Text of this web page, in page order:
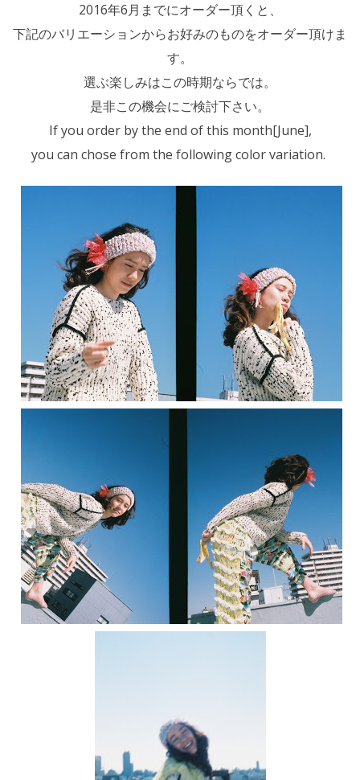
2016年6月までにオーダー頂くと、
下記のバリエーションからお好みのものをオーダー頂けま
す。
選ぶ楽しみはこの時期ならでは。
是非この機会にご検討下さい。
If you order by the end of this month[June],
you can chose from the following color variation.